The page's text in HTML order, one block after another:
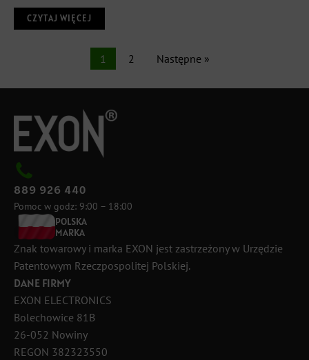
CZYTAJ WIĘCEJ
1 2 Następne »
889 926 440
Pomoc w godz: 9:00 – 18:00
POLSKA
MARKA
Znak towarowy i marka EXON jest zastrzeżony w Urzędzie
Patentowym Rzeczpospolitej Polskiej.
DANE FIRMY
EXON ELECTRONICS
Bolechowice 81B
26-052 Nowiny
REGON 382323550